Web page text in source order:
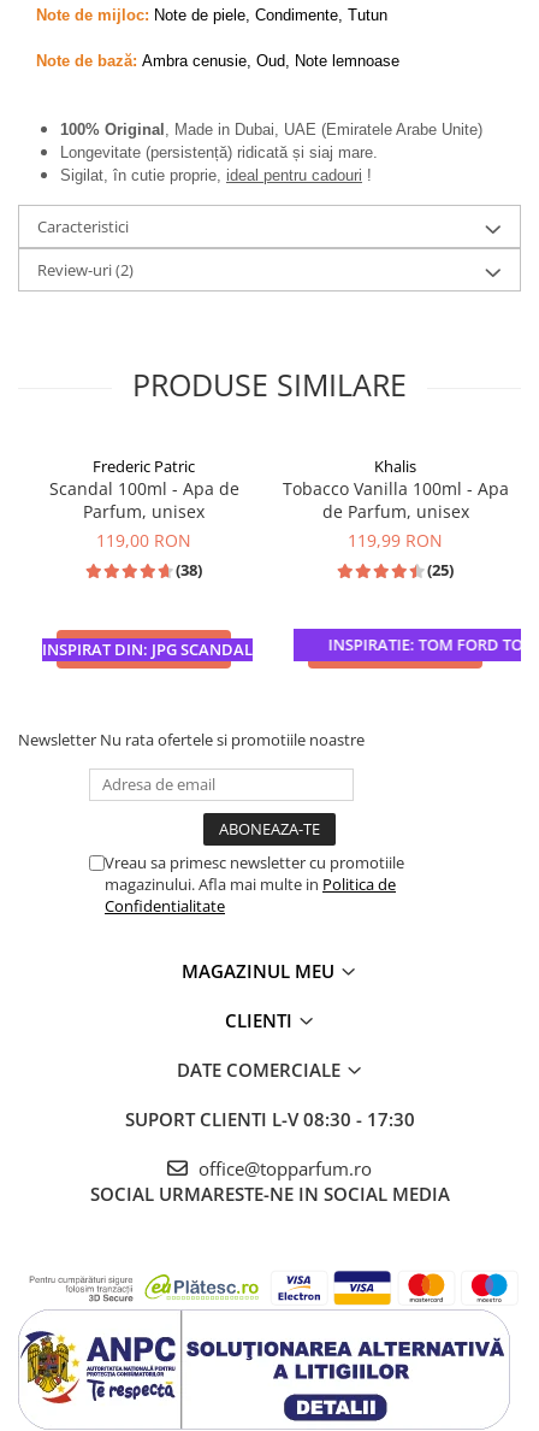
Puncte Cadou
Recenzii clienti
Note de mijloc: Note de piele, Condimente, Tutun
Note de bază: Ambra cenusie, Oud, Note lemnoase
100% Original , Made in Dubai, UAE (Emiratele Arabe Unite)
Longevitate (persistență) ridicată și siaj mare.
Sigilat, în cutie proprie, ideal pentru cadouri !
Caracteristici
Review-uri(2)
PRODUSE SIMILARE
INSPIRAT DIN: JPG SCANDAL
Frederic Patric
Scandal 100ml - Apa de
Parfum, unisex
119,00 RON
(38)
ADAUGA IN COS INSPIRATIE: TOM FORD
Khalis
Tobacco Vanilla 100ml - Apa
de Parfum, unisex
119,99 RON
(25)
ADAUGA IN COS
Newsletter Nu rata ofertele si promotiile noastre
Vreau sa primesc newsletter cu promotiile
magazinului. Afla mai multe in Politica de
Confidentialitate
MAGAZINUL MEU
CLIENTI
DATE COMERCIALE
SUPORT CLIENTI L-V 08:30 - 17:30
office@topparfum.ro
SOCIAL URMARESTE-NE IN SOCIAL MEDIA